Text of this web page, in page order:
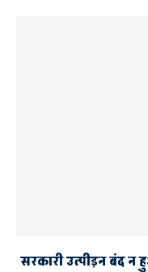
सरकारी उत्पीड़न बंद